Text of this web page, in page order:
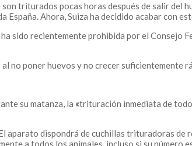
triturados pocas horas después de salir del
España. Ahora, Suiza ha decidido acabar con
ha sido recientemente prohibida por el Consejo
no poner huevos y no crecer suficientemente
su matanza, la «trituración inmediata de
dispondrá de cuchillas trituradoras de